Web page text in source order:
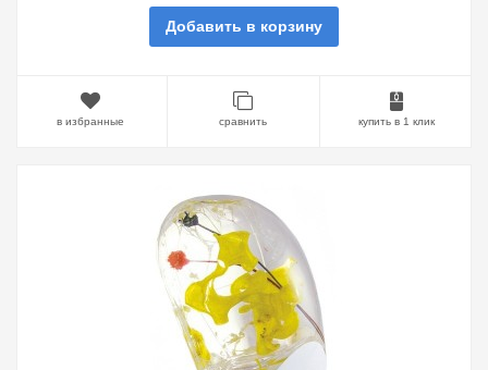
Добавить в корзину
в избранные сравнить купить в 1 клик